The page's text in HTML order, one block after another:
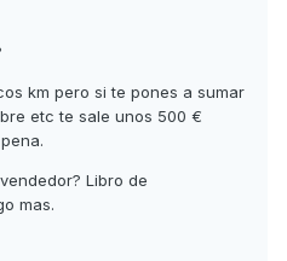
km pero si te pones a sumar
etc te sale unos 500 €
Libro de
mas.